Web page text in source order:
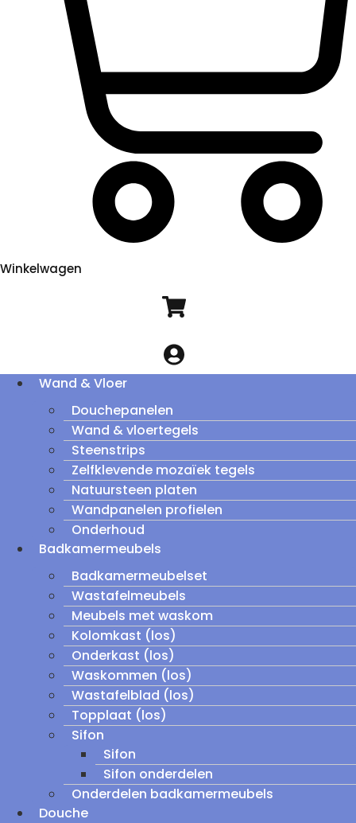
Winkelwagen
Wand & Vloer
Douchepanelen
Wand & vloertegels
Steenstrips
Zelfklevende mozaïek tegels
Natuursteen platen
Wandpanelen profielen
Onderhoud
Badkamermeubels
Badkamermeubelset
Wastafelmeubels
Meubels met waskom
Kolomkast (los)
Onderkast (los)
Waskommen (los)
Wastafelblad (los)
Topplaat (los)
Sifon
Sifon
Sifon onderdelen
Onderdelen badkamermeubels
Douche